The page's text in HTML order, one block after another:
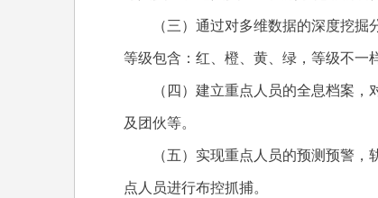
（三）通过对多维数据的深度挖掘
等级包含：红、橙、黄、绿，等级不一
（四）建立重点人员的全息档案，
及团伙等。
（五）实现重点人员的预测预警，
点人员进行布控抓捕。